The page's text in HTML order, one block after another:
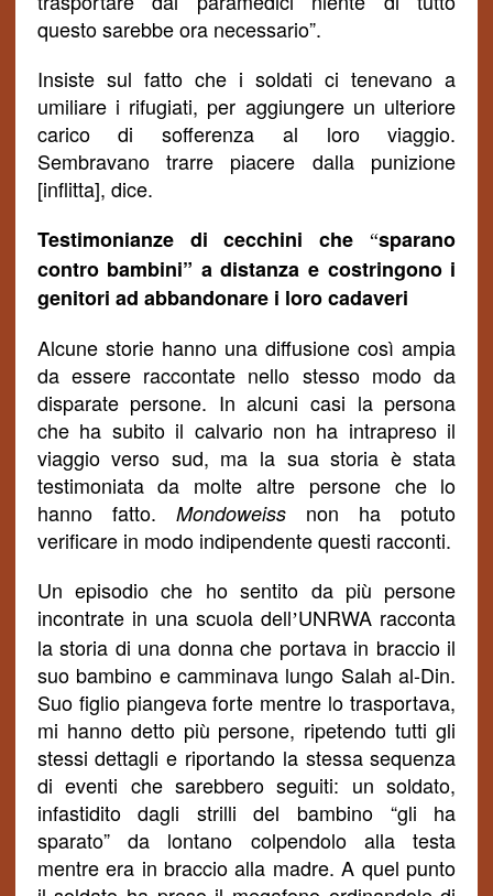
questo sarebbe ora necessario”.
Insiste sul fatto che i soldati ci tenevano a
umiliare i rifugiati, per aggiungere un ulteriore
carico di sofferenza al loro viaggio.
Sembravano trarre piacere dalla punizione
[inflitta], dice.
Testimonianze di cecchini che“sparano
contro bambini” a distanza e costringono i
genitori ad abbandonare i loro cadaveri
Alcune storie hanno una diffusione così ampia
da essere raccontate nello stesso modo da
disparate persone. In alcuni casi la persona
che ha subito il calvario non ha intrapreso il
viaggio verso sud, ma la sua storia è stata
testimoniata da molte altre persone che lo
hanno fatto. Mondoweissnon ha potuto
verificare in modo indipendente questi racconti.
Un episodio che ho sentito da più persone
incontrate in una scuola dell’UNRWA racconta
la storia di una donna che portava in braccio il
suo bambino e camminava lungo Salah al-Din.
Suo figlio piangeva forte mentre lo trasportava,
mi hanno detto più persone, ripetendo tutti gli
stessi dettagli e riportando la stessa sequenza
di eventi che sarebbero seguiti: un soldato,
infastidito dagli strilli del bambino “gli ha
sparato” da lontano colpendolo alla testa
mentre era in braccio alla madre. A quel punto